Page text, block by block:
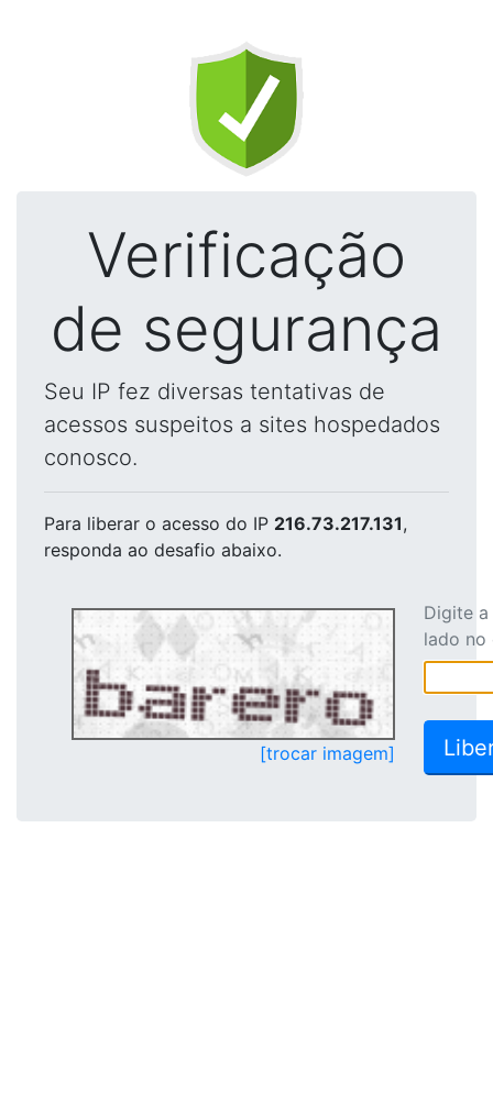
Verificação
de segurança
Seu IP fez diversas tentativas de
acessos suspeitos a sites hospedados
conosco.
Para liberar o acesso do IP 216.73.217.131,
responda ao desafio abaixo.
[trocar imagem]
Digite
lado no